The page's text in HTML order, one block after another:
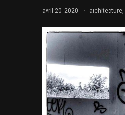
avril 20, 2020 · architecture,